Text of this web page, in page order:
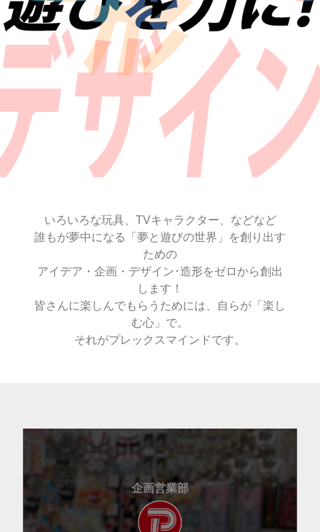
いろいろな玩具、TVキャラクター、などなど
誰もが夢中になる「夢と遊びの世界」を創り出す
ための
アイデア・企画・デザイン･造形をゼロから創出
します！
皆さんに楽しんでもらうためには、自らが「楽し
む心」で。
それがプレックスマインドです。
企画営業部